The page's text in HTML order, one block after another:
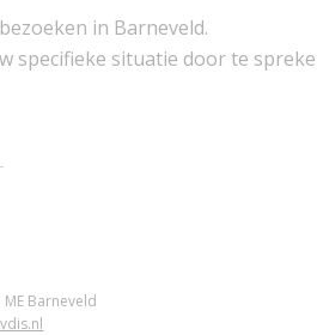
in Barneveld.
specifieke situatie door te
Barneveld